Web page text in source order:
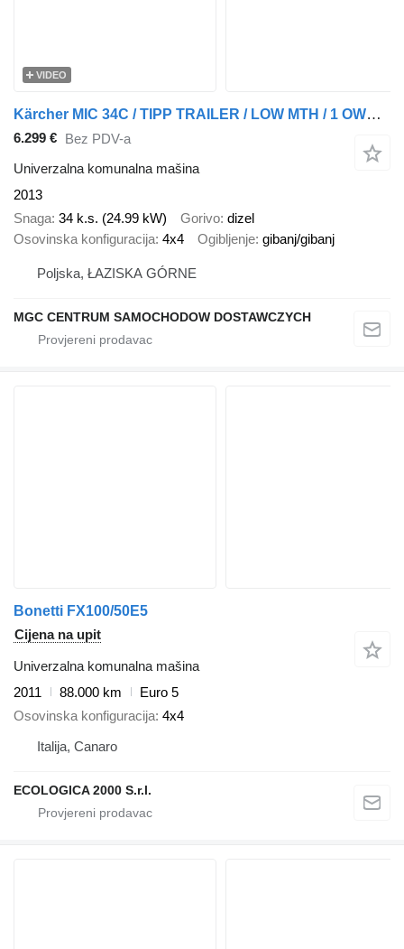
VIDEO
Kärcher MIC 34C / TIPP TRAILER / LOW MTH / 1 OWNER
6.299 € Bez PDV-a
Univerzalna komunalna mašina
2013
Snaga 34 k.s. (24.99 kW) Gorivo dizel
Osovinska konfiguracija 4x4 Ogibljenje gibanj/gibanj
Poljska, ŁAZISKA GÓRNE
MGC CENTRUM SAMOCHODOW DOSTAWCZYCH
Bonetti FX100/50E5
Cijena na upit
Univerzalna komunalna mašina
2011
88.000 km
Euro 5
Osovinska konfiguracija 4x4
Italija, Canaro
ECOLOGICA 2000 S.r.l.